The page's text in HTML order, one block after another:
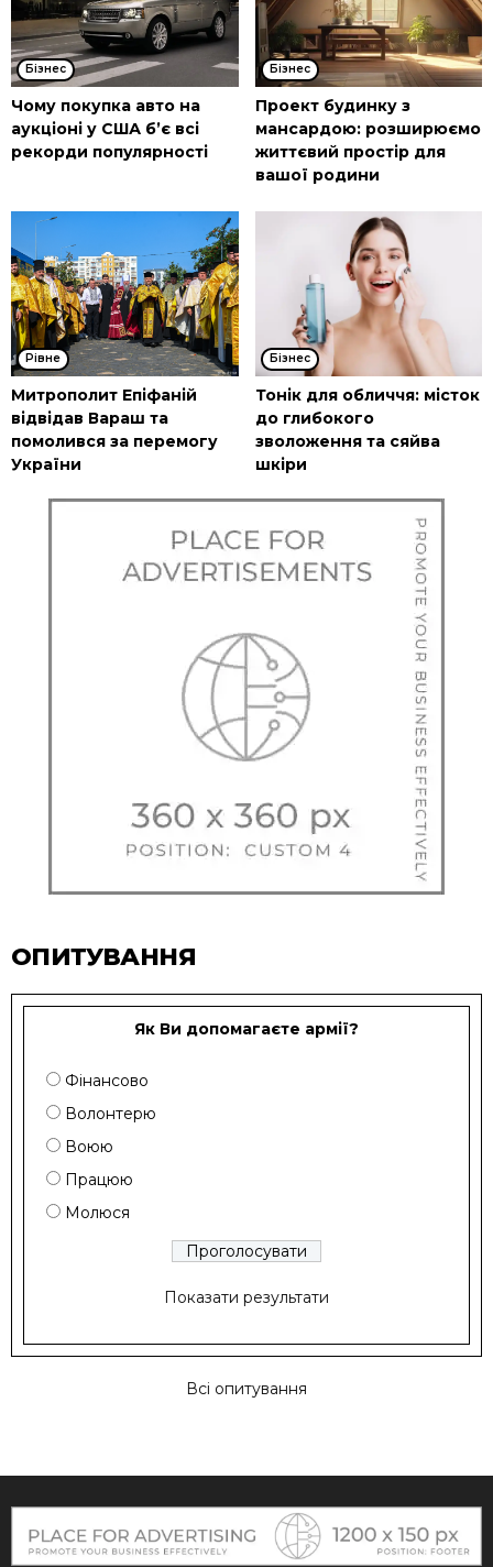
Бізнес
Чому покупка авто на
аукціоні у США б’є всі
рекорди популярності
Бізнес
Проект будинку з
мансардою: розширюємо
життєвий простір для
вашої родини
Рівне
Митрополит Епіфаній
відвідав Вараш та
помолився за перемогу
України
Бізнес
Тонік для обличчя: місток
до глибокого
зволоження та сяйва
шкіри
ОПИТУВАННЯ
Як Ви допомагаєте армії?
Фінансово
Волонтерю
Воюю
Працюю
Молюся
Показати результати
Всі опитування